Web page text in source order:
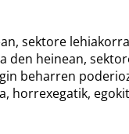
sektore
den heinean,
beharren
horrexegatik,